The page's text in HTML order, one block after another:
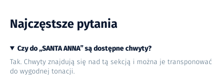
Najczęstsze pytania
Czy do „SANTA ANNA” są dostępne chwyty?
Tak. Chwyty znajdują się nad tą sekcją i można je transponować
do wygodnej tonacji.